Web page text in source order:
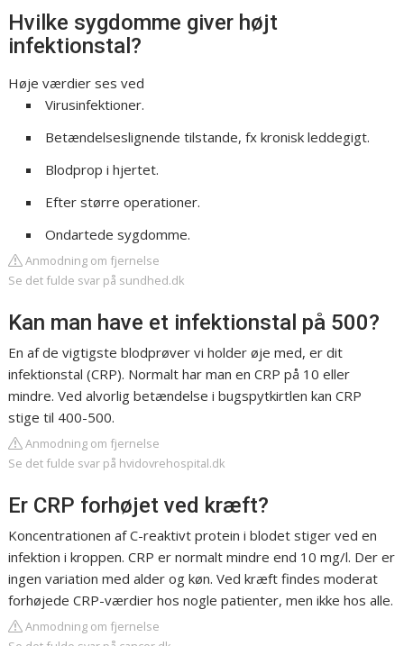
Hvilke sygdomme giver højt
infektionstal?
Høje værdier ses ved
Virusinfektioner.
Betændelseslignende tilstande, fx kronisk leddegigt.
Blodprop i hjertet.
Efter større operationer.
Ondartede sygdomme.
Anmodning om fjernelse
Se det fulde svar på sundhed.dk
Kan man have et infektionstal på 500?
En af de vigtigste blodprøver vi holder øje med, er dit
infektionstal (CRP). Normalt har man en CRP på 10 eller
mindre. Ved alvorlig betændelse i bugspytkirtlen kan CRP
stige til 400-500.
Anmodning om fjernelse
Se det fulde svar på hvidovrehospital.dk
Er CRP forhøjet ved kræft?
Koncentrationen af C-reaktivt protein i blodet stiger ved en
infektion i kroppen. CRP er normalt mindre end 10 mg/l. Der er
ingen variation med alder og køn. Ved kræft findes moderat
forhøjede CRP-værdier hos nogle patienter, men ikke hos alle.
Anmodning om fjernelse